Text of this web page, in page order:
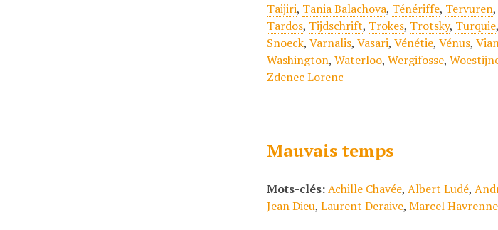
Taijiri, Tania Balachova, Ténériffe, Tervuren,
Tardos, Tijdschrift, Trokes, Trotsky, Turquie,
Snoeck,Varnalis,Vasari,Vénétie,Vénus,
Washington,Waterloo,Wergifosse,
Zdenec Lorenc
Mauvais temps
Mots-clés:Achille Chavée,Albert Ludé,
Jean Dieu,Laurent Deraive,Marcel Havrenne